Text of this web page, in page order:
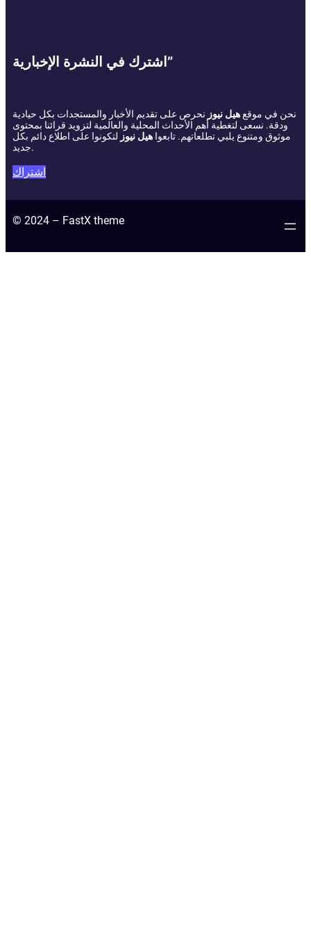
اشترك في النشرة الإخبارية”
نحن في موقعهيل نيوز نحرص على تقديم الأخبار والمستجدات بكل حيادية
ودقة. نسعى لتغطية أهم الأحداث المحلية والعالمية لتزويد قرائنا بمحتوى
موثوق ومتنوع يلبي تطلعاتهم. تابعوا هيل نيوز لتكونوا على اطلاع دائم بكل
جديد.
اشتراك
© 2024 – FastX theme